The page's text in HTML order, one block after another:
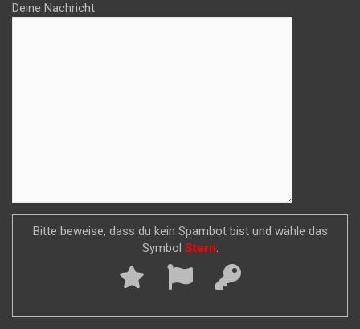
Deine Nachricht
Bitte beweise, dass du kein Spambot bist und wähle das
Symbol Stern.